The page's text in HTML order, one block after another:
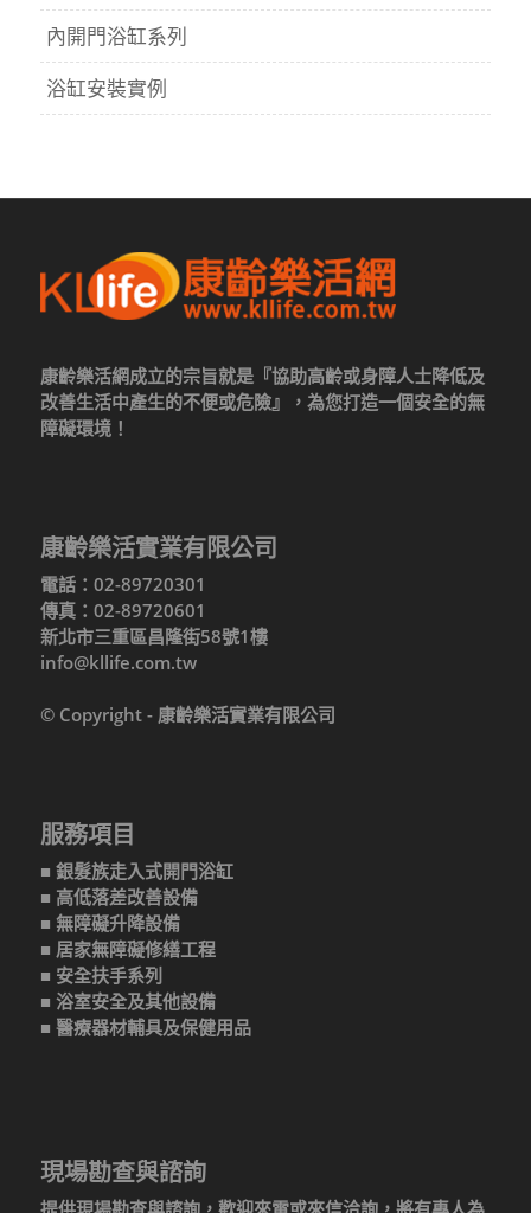
內開門浴缸系列
浴缸安裝實例
康齡樂活網成立的宗旨就是『協助高齡或身障人士降低及
改善生活中產生的不便或危險』，為您打造一個安全的無
障礙環境！
康齡樂活實業有限公司
電話：02-89720301
傳真：02-89720601
新北市三重區昌隆街58號1樓
info@kllife.com.tw
© Copyright - 康齡樂活實業有限公司
服務項目
■ 銀髮族走入式開門浴缸
■ 高低落差改善設備
■ 無障礙升降設備
■ 居家無障礙修繕工程
■ 安全扶手系列
■ 浴室安全及其他設備
■ 醫療器材輔具及保健用品
現場勘查與諮詢